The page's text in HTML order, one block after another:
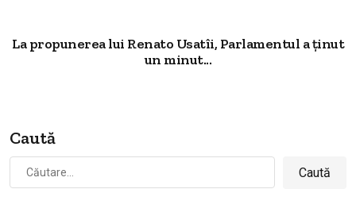
La propunerea lui Renato Usatîi, Parlamentul a ținut
un minut...
Caută
după: